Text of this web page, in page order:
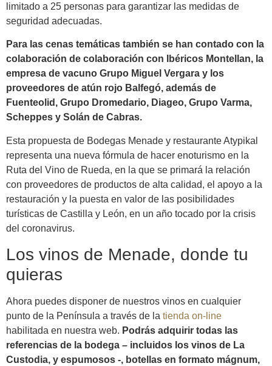
limitado a 25 personas para garantizar las medidas de
seguridad adecuadas.
Para las cenas temáticas también se han contado con la
colaboración de colaboración con Ibéricos Montellan, la
empresa de vacuno Grupo Miguel Vergara y los
proveedores de atún rojo Balfegó, además de
Fuenteolid, Grupo Dromedario, Diageo, Grupo Varma,
Scheppes y Solán de Cabras.
Esta propuesta de Bodegas Menade y restaurante Atypikal
representa una nueva fórmula de hacer enoturismo en la
Ruta del Vino de Rueda, en la que se primará la relación
con proveedores de productos de alta calidad, el apoyo a la
restauración y la puesta en valor de las posibilidades
turísticas de Castilla y León, en un año tocado por la crisis
del coronavirus.
Los vinos de Menade, donde tu
quieras
Ahora puedes disponer de nuestros vinos en cualquier
punto de la Península a través de la tienda on-line
habilitada en nuestra web. Podrás adquirir todas las
referencias de la bodega – incluidos los vinos de La
Custodia, y espumosos -, botellas en formato mágnum,